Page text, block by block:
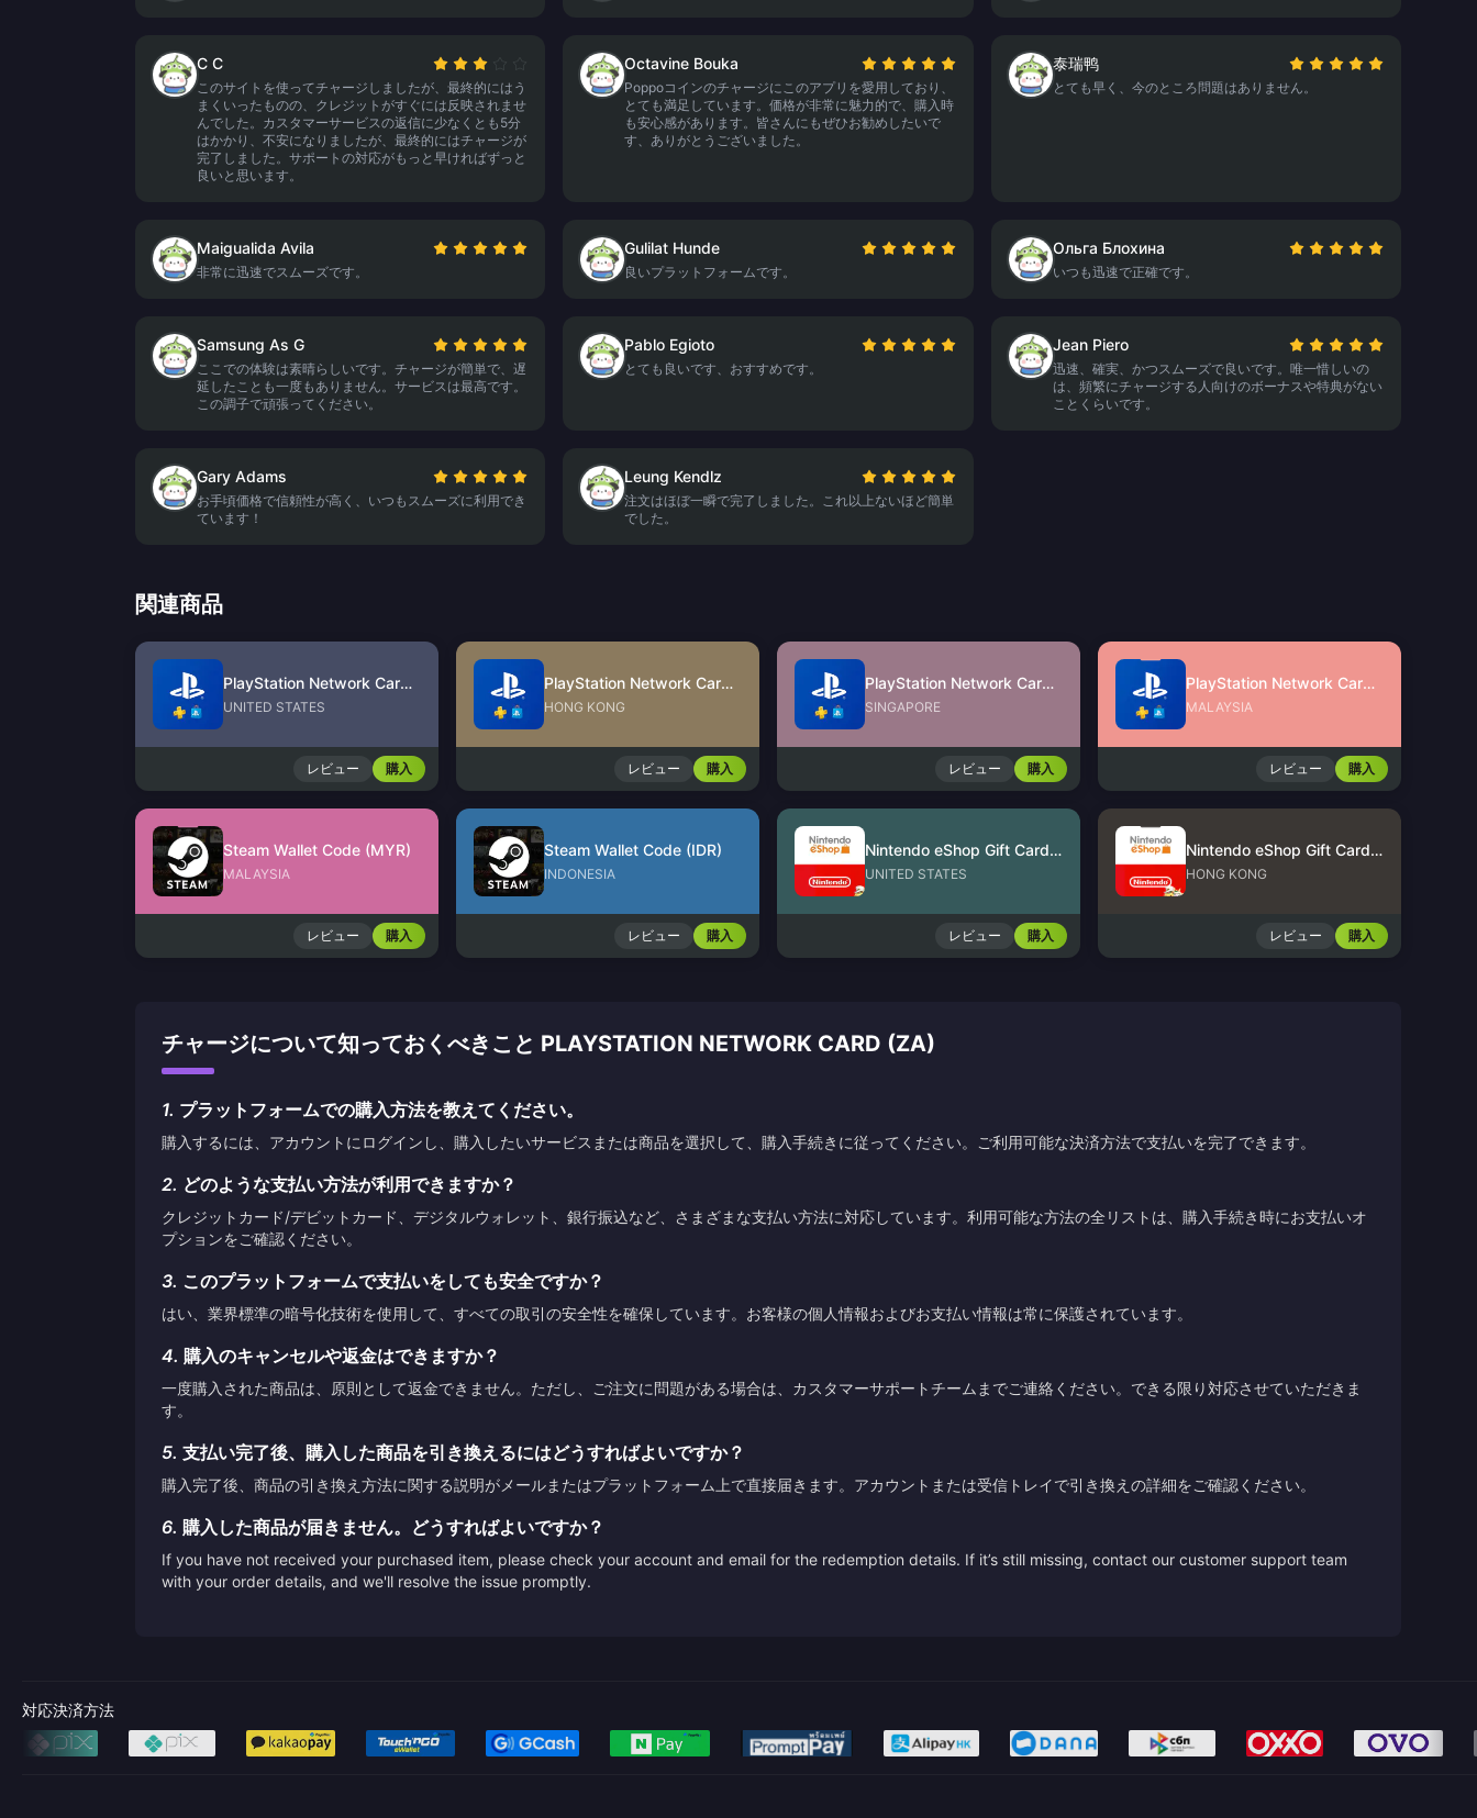
C C
このサイトを使ってチャージしましたが、最終的にはう
まくいったものの、クレジットがすぐには反映されませ
んでした。カスタマーサービスの返信に少なくとも5分
はかかり、不安になりましたが、最終的にはチャージが
完了しました。サポートの対応がもっと早ければずっと
良いと思います。
Octavine Bouka
Poppoコインのチャージにこのアプリを愛用しており、
とても満足しています。価格が非常に魅力的で、購入時
も安心感があります。皆さんにもぜひお勧めしたいで
す、ありがとうございました。
泰瑞鸭
とても早く、今のところ問題はありません。
Maigualida Avila
非常に迅速でスムーズです。
Gulilat Hunde
良いプラットフォームです。
Ольга Блохина
いつも迅速で正確です。
Samsung As G
ここでの体験は素晴らしいです。チャージが簡単で、遅
延したことも一度もありません。サービスは最高です。
この調子で頑張ってください。
Pablo Egioto
とても良いです、おすすめです。
Jean Piero
迅速、確実、かつスムーズで良いです。唯一惜しいの
は、頻繁にチャージする人向けのボーナスや特典がない
ことくらいです。
Gary Adams
お手頃価格で信頼性が高く、いつもスムーズに利用でき
ています！
Leung Kendlz
注文はほぼ一瞬で完了しました。これ以上ないほど簡単
でした。
関連商品
PlayStation Network Card (US)
UNITED STATES
レビュー 購入
PlayStation Network Card (HK)
HONG KONG
レビュー 購入
PlayStation Network Card (SG)
SINGAPORE
レビュー 購入
PlayStation Network Card (MY)
MALAYSIA
レビュー 購入
Steam Wallet Code (MYR)
MALAYSIA
レビュー 購入
Steam Wallet Code (IDR)
INDONESIA
レビュー 購入
Nintendo eShop Gift Card (US)
UNITED STATES
レビュー 購入
Nintendo eShop Gift Card (HK)
HONG KONG
レビュー 購入
チャージについて知っておくべきこと PLAYSTATION NETWORK CARD (ZA)
1. プラットフォームでの購入方法を教えてください。
購入するには、アカウントにログインし、購入したいサービスまたは商品を選択して、購入手続きに従ってください。ご利用可能な決済方法で支払いを完了できます。
2. どのような支払い方法が利用できますか？
クレジットカード/デビットカード、デジタルウォレット、銀行振込など、さまざまな支払い方法に対応しています。利用可能な方法の全リストは、購入手続き時にお支払いオ
プションをご確認ください。
3. このプラットフォームで支払いをしても安全ですか？
はい、業界標準の暗号化技術を使用して、すべての取引の安全性を確保しています。お客様の個人情報およびお支払い情報は常に保護されています。
4. 購入のキャンセルや返金はできますか？
一度購入された商品は、原則として返金できません。ただし、ご注文に問題がある場合は、カスタマーサポートチームまでご連絡ください。できる限り対応させていただきま
す。
5. 支払い完了後、購入した商品を引き換えるにはどうすればよいですか？
購入完了後、商品の引き換え方法に関する説明がメールまたはプラットフォーム上で直接届きます。アカウントまたは受信トレイで引き換えの詳細をご確認ください。
6. 購入した商品が届きません。どうすればよいですか？
If you have not received your purchased item, please check your account and email for the redemption details. If it’s still missing, contact our customer support team
with your order details, and we'll resolve the issue promptly.
対応決済方法